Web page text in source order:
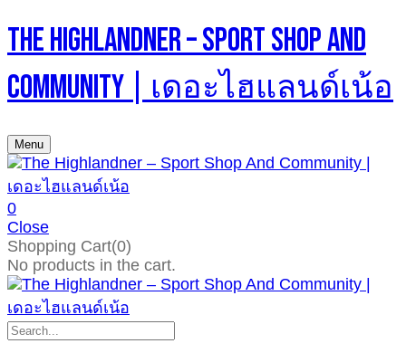
The Highlandner – Sport Shop And
Community | เดอะไฮแลนด์เน้อ
Menu
0
Close
Shopping Cart(0)
No products in the cart.